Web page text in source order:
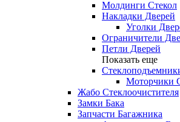
Молдинги Стекол
Накладки Дверей
Уголки
Ограничители
Петли Дверей
Показать еще
Моторчики
Жабо Стеклоочистителя
Замки Бака
Запчасти Багажника